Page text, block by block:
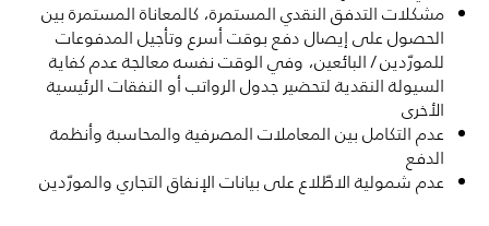
مشكلات التدفق النقدي المستمرة، كالمعاناة المستمرة بين
الحصول على إيصال دفع بوقت أسرع وتأجيل المدفوعات
للمورّدين / البائعين، وفي الوقت نفسه معالجة عدم كفاية
السيولة النقدية لتحضير جدول الرواتب أو النفقات الرئيسية
الأخرى
عدم التكامل بين المعاملات المصرفية والمحاسبة وأنظمة
الدفع
عدم شمولية الاطّلاع على بيانات الإنفاق التجاري والمورّدين